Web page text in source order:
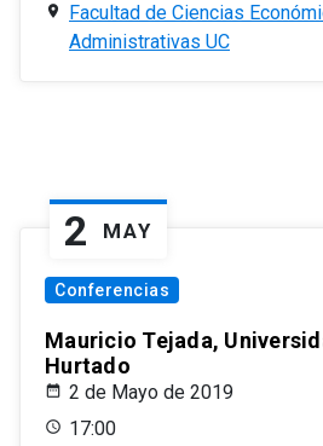
Facultad de Ciencias
Administrativas UC
2 MAY
Conferencias
Mauricio Tejada,
Hurtado
2 de Mayo de 2019
17:00